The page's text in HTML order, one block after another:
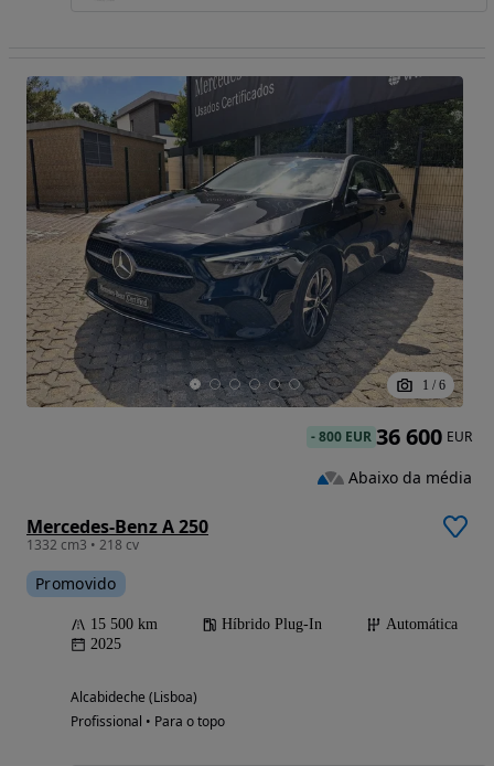
1 / 6
Mercedes-Benz A 250
1332 cm3 • 218 cv
Promovido
15 500 km Híbrido Plug-In
Automática
2025
Alcabideche (Lisboa)
Profissional • Para o topo
-800 EUR 36 600 EUR
Abaixo da média